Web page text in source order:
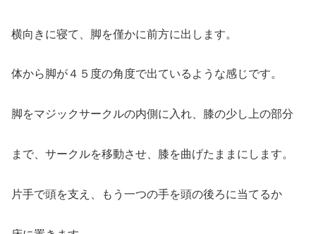
横向きに寝て、脚を僅かに前方に出します。
体から脚が４５度の角度で出ているような感じです。
脚をマジックサークルの内側に入れ、膝の少し上の部分
まで、サークルを移動させ、膝を曲げたままにします。
片手で頭を支え、もう一つの手を頭の後ろに当てるか